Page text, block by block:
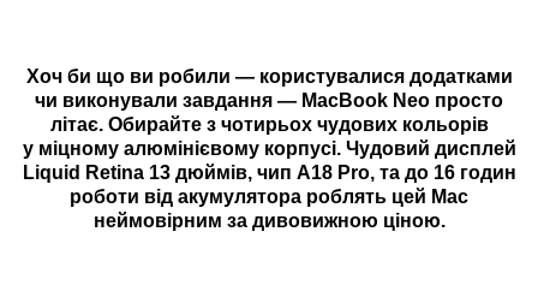
Хоч би що ви робили — користувалися додатками
чи виконували завдання — MacBook Neo просто
літає. Обирайте з чотирьох чудових кольорів
у міцному алюмінієвому корпусі. Чудовий дисплей
Liquid Retina 13 дюймів, чип A18 Pro, та до 16 годин
роботи від акумулятора роблять цей Mac
неймовірним за дивовижною ціною.